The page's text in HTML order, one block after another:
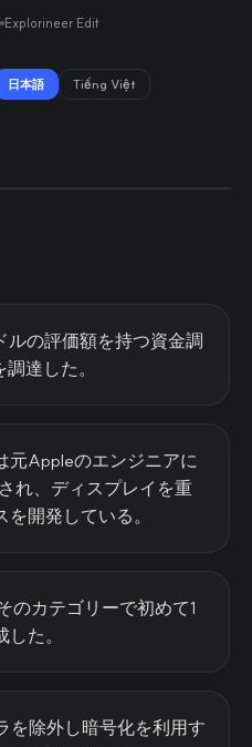
Explorineer Edit
日本語 Tiếng Việt
ルの評価額を持つ資金調
達した。
元Appleのエンジニアに
れ、ディスプレイを重
開発している。
のカテゴリーで初めて1
た。
を除外し暗号化を利用す